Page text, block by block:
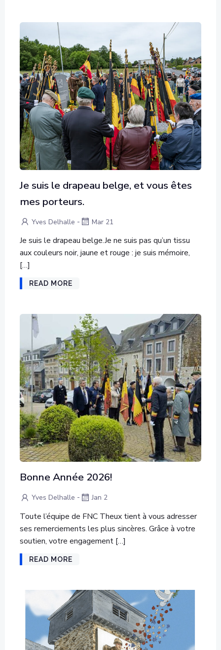
Je suis le drapeau belge, et vous êtes
mes porteurs.
Yves Delhalle - Mar 21
Je suis le drapeau belge.Je ne suis pas qu’un tissu
aux couleurs noir, jaune et rouge : je suis mémoire,
[…]
READ MORE
Bonne Année 2026!
Yves Delhalle - Jan 2
Toute l’équipe de FNC Theux tient à vous adresser
ses remerciements les plus sincères. Grâce à votre
soutien, votre engagement […]
READ MORE